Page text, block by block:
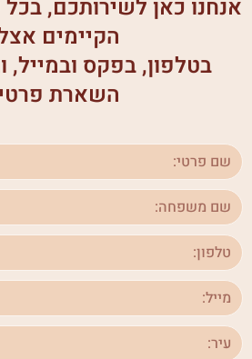
אנחנו כאן לשירותכם,
הקיימים
בטלפון, בפקס ובמייל,
השארת